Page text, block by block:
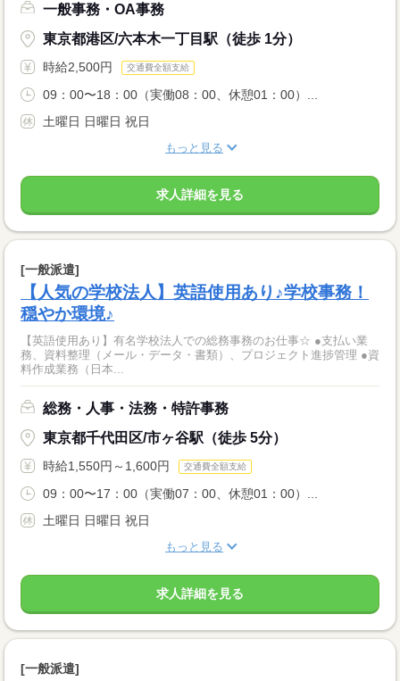
一般事務・OA事務
東京都港区/六本木一丁目駅（徒歩 1分）
時給2,500円 交通費全額支給
09：00〜18：00（実働08：00、休憩01：00）...
土曜日 日曜日 祝日
もっと見る
求人詳細を見る
[一般派遣]
【人気の学校法人】英語使用あり♪学校事務！
穏やか環境♪
【英語使用あり】有名学校法人での総務事務のお仕事☆ ●支払い業
務、資料整理（メール・データ・書類）、プロジェクト進捗管理 ●資
料作成業務（日本...
総務・人事・法務・特許事務
東京都千代田区/市ヶ谷駅（徒歩 5分）
時給1,550円～1,600円 交通費全額支給
09：00〜17：00（実働07：00、休憩01：00）...
土曜日 日曜日 祝日
もっと見る
求人詳細を見る
[一般派遣]